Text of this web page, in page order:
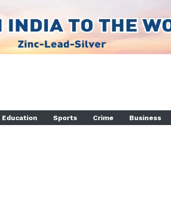
Education Sports Crime Business